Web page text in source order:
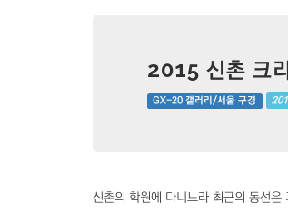
2015 신촌 크
GX-20 갤러리/서울 구경
신촌의 학원에 다니느라 최근의 동선